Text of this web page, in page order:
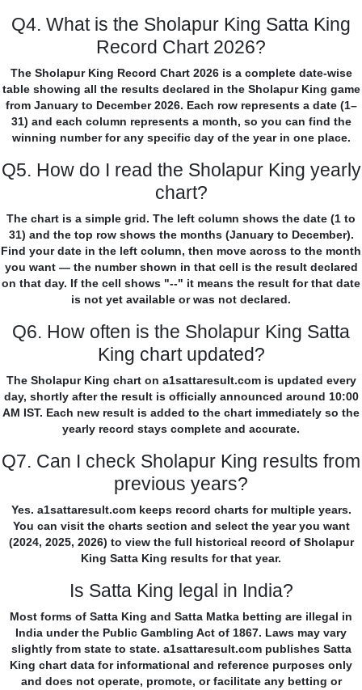
Q4. What is the Sholapur King Satta King
Record Chart 2026?
The Sholapur King Record Chart 2026 is a complete date-wise
table showing all the results declared in the Sholapur King game
from January to December 2026. Each row represents a date (1–
31) and each column represents a month, so you can find the
winning number for any specific day of the year in one place.
Q5. How do I read the Sholapur King yearly
chart?
The chart is a simple grid. The left column shows the date (1 to
31) and the top row shows the months (January to December).
Find your date in the left column, then move across to the month
you want — the number shown in that cell is the result declared
on that day. If the cell shows "--" it means the result for that date
is not yet available or was not declared.
Q6. How often is the Sholapur King Satta
King chart updated?
The Sholapur King chart on a1sattaresult.com is updated every
day, shortly after the result is officially announced around 10:00
AM IST. Each new result is added to the chart immediately so the
yearly record stays complete and accurate.
Q7. Can I check Sholapur King results from
previous years?
Yes. a1sattaresult.com keeps record charts for multiple years.
You can visit the charts section and select the year you want
(2024, 2025, 2026) to view the full historical record of Sholapur
King Satta King results for that year.
Is Satta King legal in India?
Most forms of Satta King and Satta Matka betting are illegal in
India under the Public Gambling Act of 1867. Laws may vary
slightly from state to state. a1sattaresult.com publishes Satta
King chart data for informational and reference purposes only
and does not operate, promote, or facilitate any betting or